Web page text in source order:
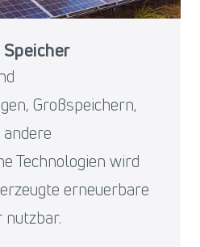
Großspeichern,
Technologien wird
erneuerbare
nutzbar.